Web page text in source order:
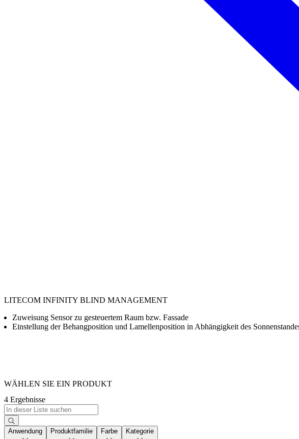
LITECOM INFINITY BLIND MANAGEMENT
Zuweisung Sensor zu gesteuertem Raum bzw. Fassade
Einstellung der Behangposition und Lamellenposition in Abhängigkeit des
WÄHLEN SIE EIN PRODUKT
4 Ergebnisse
Anwendung Produktfamilie Farbe Kategorie